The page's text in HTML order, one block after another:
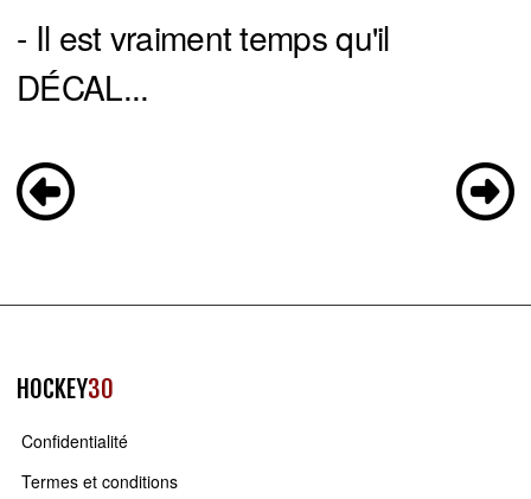
- Il est vraiment temps qu'il
DÉCAL...
HOCKEY30
Confidentialité
Termes et conditions